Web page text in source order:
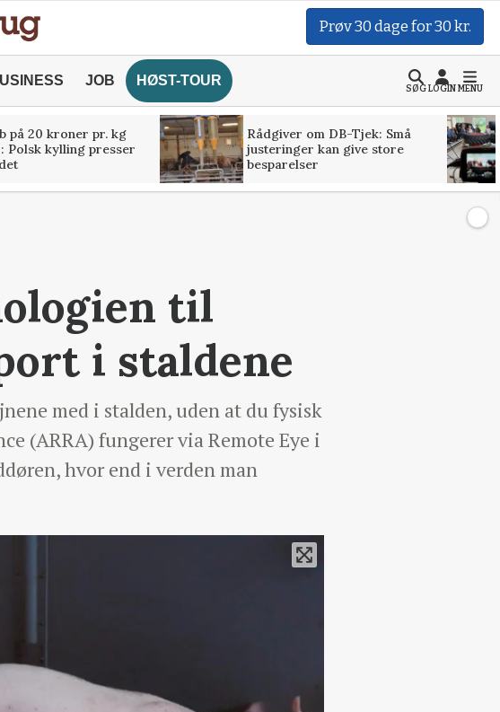
Prøv 30 dage for 30 kr.
JOB HØST-TOUR
SØGLOGINMENU
på 20 kroner pr. kg
Polsk kylling presser
Rådgiver om DB-Tjek: Små
justeringer kan give store
besparelser
til
i staldene
med i stalden, uden at du fysisk
(ARRA) fungerer via Remote Eye i
hvor end i verden man